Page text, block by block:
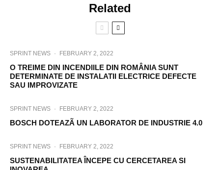
Related
SPRINT NEWS · FEBRUARY 2, 2022
O TREIME DIN INCENDIILE DIN ROMÂNIA SUNT
DETERMINATE DE INSTALATII ELECTRICE DEFECTE
SAU IMPROVIZATE
SPRINT NEWS · FEBRUARY 2, 2022
BOSCH DOTEAZÃ UN LABORATOR DE INDUSTRIE 4.0
SPRINT NEWS · FEBRUARY 2, 2022
SUSTENABILITATEA ÎNCEPE CU CERCETAREA SI